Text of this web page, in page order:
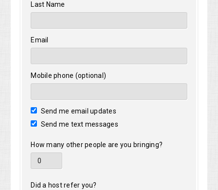
Last Name
Email
Mobile phone (optional)
Send me email updates
Send me text messages
How many other people are you bringing?
Did a host refer you?